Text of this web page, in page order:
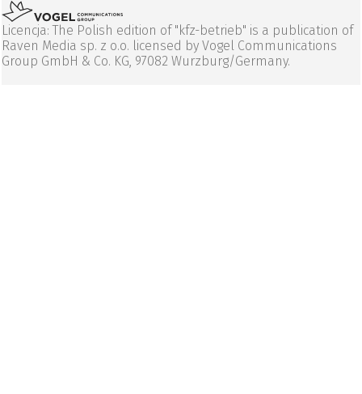
Licencja: The Polish edition of "kfz-betrieb" is a publication of
Raven Media sp. z o.o. licensed by Vogel Communications
Group GmbH & Co. KG, 97082 Wurzburg/Germany.